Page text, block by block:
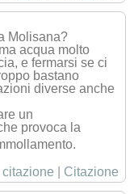
Molisana?
acqua molto
e fermarsi se ci
bastano
diverse anche
un
provoca la
Citazione